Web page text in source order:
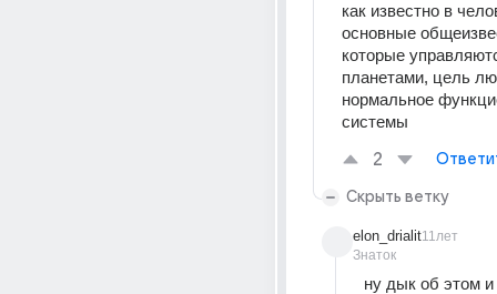
как известно в
основные
которые
планетами, цель
нормальное
системы
2
Скрыть ветку
elon_drialit
Знаток
11лет
ну дык об этом